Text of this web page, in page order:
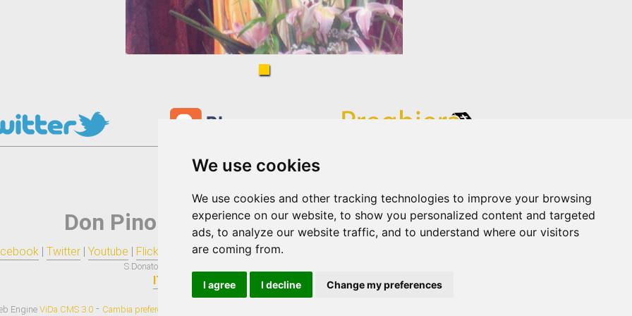
We use cookies
We use cookies and other tracking technologies to improve your browsing
experience on our website, to show you personalized content and targeted
ads, to analyze our website traffic, and to understand where our visitors
are coming from.
I agree I decline Change my preferences
Don Pino Esposito
| Twitter| Youtube | Flickr Tumblr| Blogger|Pinterest
S.Donato di Ninea
IT
Engine ViDa CMS 3.0- Cambia preferenze cookies